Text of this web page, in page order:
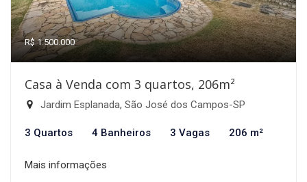
R$ 1.500.000
Casa à Venda com 3 quartos, 206m²
Jardim Esplanada, São José dos Campos-SP
3 Quartos 4 Banheiros 3 Vagas 206 m²
Mais informações